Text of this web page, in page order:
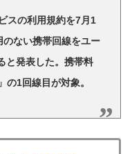
スの利用規約を7月1
のない携帯回線をユー
と発表した。携帯料
1回線目が対象。